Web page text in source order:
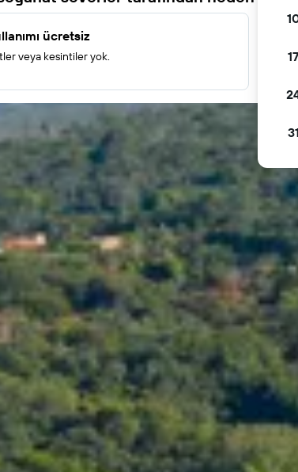
ücretsiz
veya kesintiler yok. 17
31